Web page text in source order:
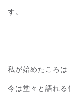
す。
私が始めたころは
今は堂々と語れる